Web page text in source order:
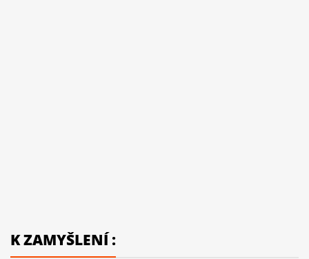
K ZAMYŠLENÍ :